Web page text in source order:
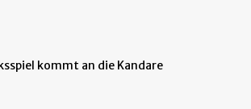
kommt an die Kandare